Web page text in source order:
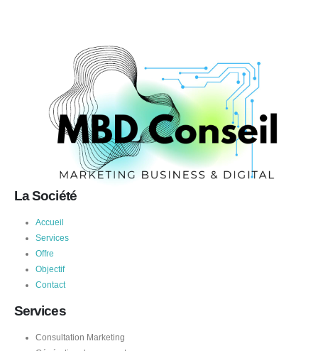
La Société
Accueil
Services
Offre
Objectif
Contact
Services
Consultation Marketing